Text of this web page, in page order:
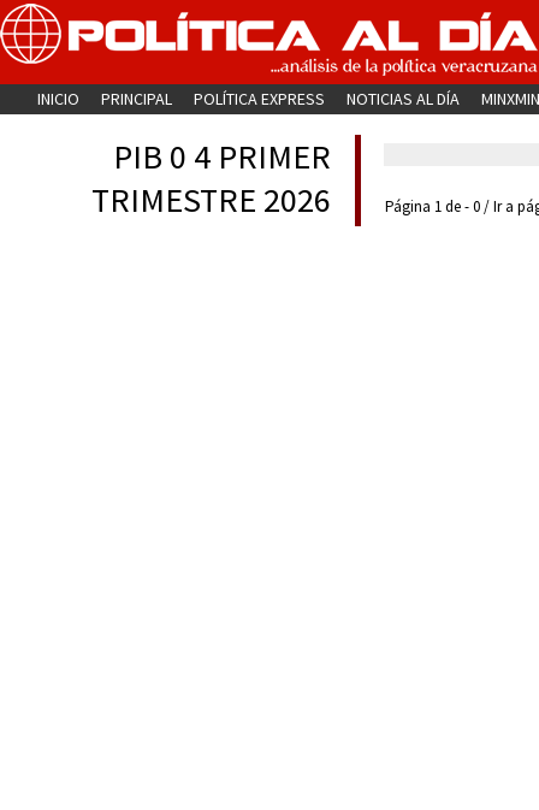
INICIO PRINCIPAL POLÍTICA EXPRESS NOTICIAS AL DÍA
PIB 0 4 PRIMER
TRIMESTRE 2026
Página 1 de - 0 / Ir a